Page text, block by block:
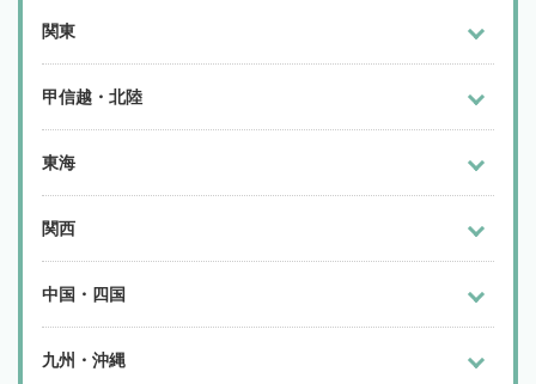
関東
甲信越・北陸
東海
関西
中国・四国
九州・沖縄